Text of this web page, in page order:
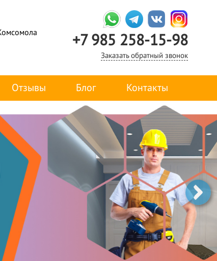
+7 985 258-15-98
Заказать обратный звонок
Отзывы Блог Контакты